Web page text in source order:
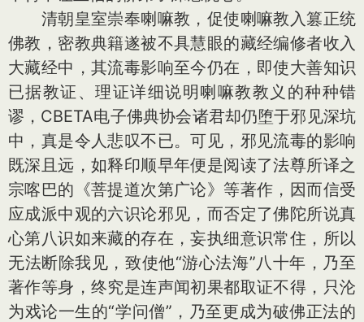
清朝皇室崇奉喇嘛教，促使喇嘛教入篡正统
佛教，密教典籍遂被不具慧眼的藏经编修者收入
大藏经中，其流毒影响至今仍在，即使大善知识
已据教证、理证详细说明喇嘛教教义的种种错
谬，CBETA电子佛典协会诸君却仍堕于邪见深坑
中，真是令人悲叹不已。可见，邪见流毒的影响
既深且远，如释印顺早年便是阅读了法尊所译之
宗喀巴的《菩提道次第广论》等著作，因而信受
应成派中观的六识论邪见，而否定了佛陀所说真
心第八识如来藏的存在，妄执细意识常住，所以
无法断除我见，致使他“游心法海”八十年，乃至
著作等身，终究是连声闻初果都取证不得，只沦
为戏论一生的“学问僧”，乃至更成为破佛正法的